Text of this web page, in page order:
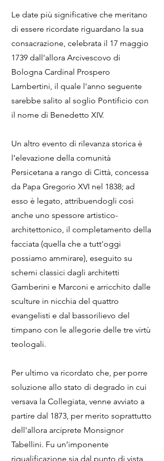
Le date più significative che meritano
di essere ricordate riguardano la sua
consacrazione, celebrata il 17 maggio
1739 dall'allora Arcivescovo di
Bologna Cardinal Prospero
Lambertini, il quale l'anno seguente
sarebbe salito al soglio Pontificio con
il nome di Benedetto XIV.
Un altro evento di rilevanza storica è
l’elevazione della comunità
Persicetana a rango di Città, concessa
da Papa Gregorio XVI nel 1838; ad
esso è legato, attribuendogli così
anche uno spessore artistico-
architettonico, il completamento della
facciata (quella che a tutt'oggi
possiamo ammirare), eseguito su
schemi classici dagli architetti
Gamberini e Marconi e arricchito dalle
sculture in nicchia del quattro
evangelisti e dal bassorilievo del
timpano con le allegorie delle tre virtù
teologali.
Per ultimo va ricordato che, per porre
soluzione allo stato di degrado in cui
versava la Collegiata, venne avviato a
partire dal 1873, per merito soprattutto
dell'allora arciprete Monsignor
Tabellini. Fu un’imponente
riqualificazione sia dal punto di vista